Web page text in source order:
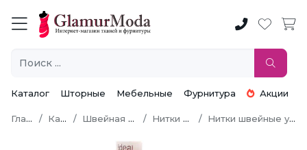
Каталог Шторные Мебельные Фурнитура Акции
Главная Каталог Швейная фурнитура Нитки швейные Нитки швейные универсальные